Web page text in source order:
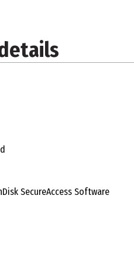
SecureAccess Software